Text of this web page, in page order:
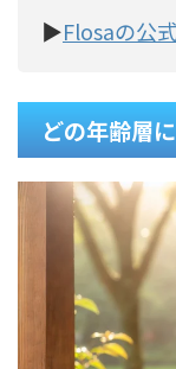
▶Flosaの公
どの年齢層